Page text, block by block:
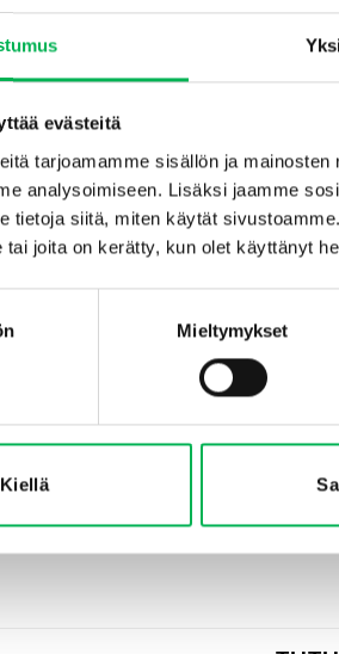
evästeitä
tarjoamamme sisällön ja
analysoimiseen. Lisäksi jaamme
tietoja siitä, miten käytät
tai joita on kerätty, kun olet käyttänyt
Mieltymykset
Kiellä
SAATAT
10 ml
Arvostelu
tuotteesta:
€9.90